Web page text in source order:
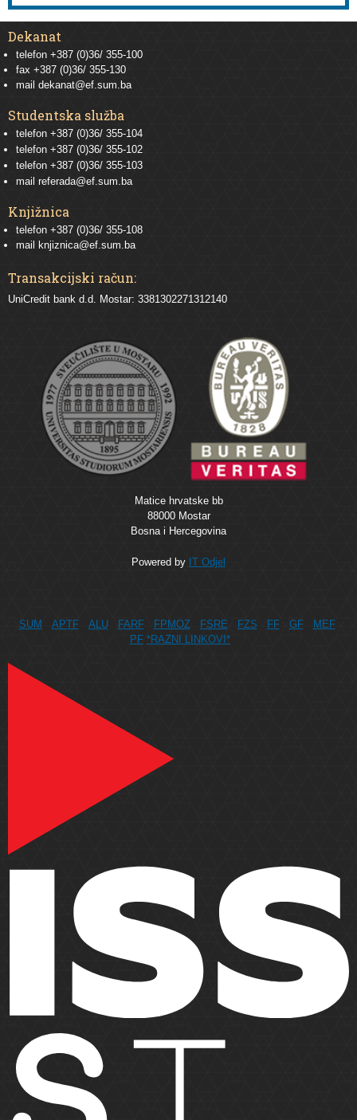
Dekanat
telefon +387 (0)36/ 355-100
fax +387 (0)36/ 355-130
mail dekanat@ef.sum.ba
Studentska služba
telefon +387 (0)36/ 355-104
telefon +387 (0)36/ 355-102
telefon +387 (0)36/ 355-103
mail referada@ef.sum.ba
Knjižnica
telefon +387 (0)36/ 355-108
mail knjiznica@ef.sum.ba
Transakcijski račun:
UniCredit bank d.d. Mostar: 3381302271312140
Matice hrvatske bb
88000 Mostar
Bosna i Hercegovina
Powered by IT Odjel
SUM APTF ALU FARF FPMOZ FSRE FZS FF GF
MEF
PF *RAZNI LINKOVI*